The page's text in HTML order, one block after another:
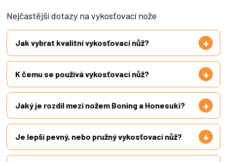
Nejčastější dotazy na vykosťovací nože
Jak vybrat kvalitní vykosťovací nůž?
K čemu se používá vykosťovací nůž?
Jaký je rozdíl mezi nožem Boning a Honesuki?
Je lepší pevný, nebo pružný vykosťovací nůž?